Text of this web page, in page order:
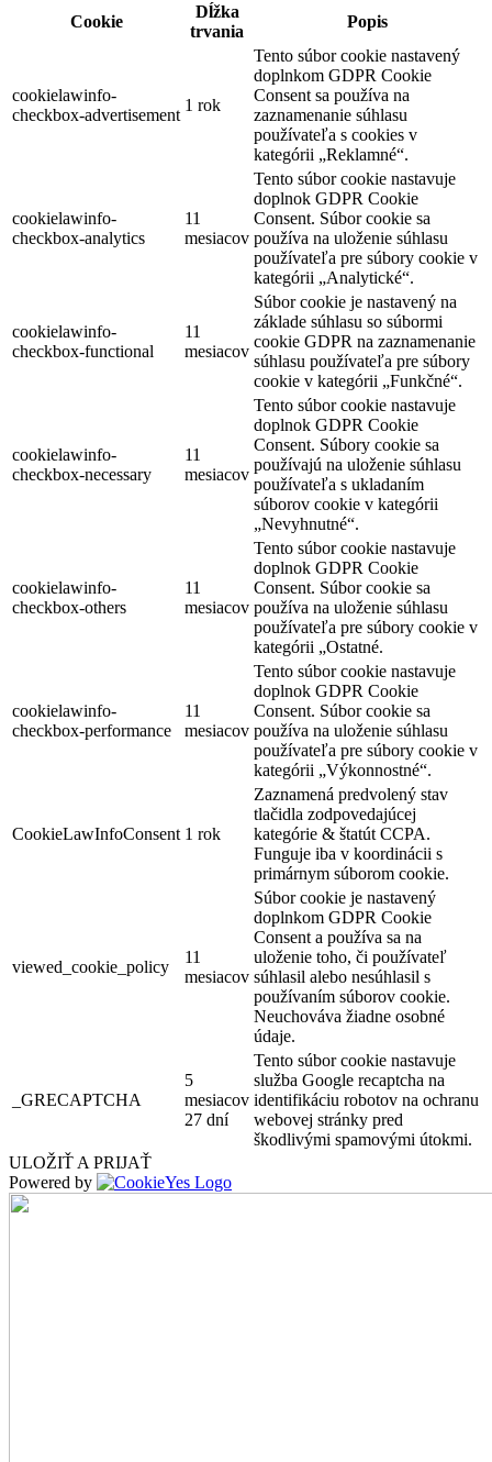
Cookie
Dĺžka
trvania
Popis
cookielawinfo-
checkbox-advertisement
1 rok
Tento súbor cookie nastavený
doplnkom GDPR Cookie
Consent sa používa na
zaznamenanie súhlasu
používateľa s cookies v
kategórii „Reklamné“.
cookielawinfo-
checkbox-analytics
11
mesiacov
Tento súbor cookie nastavuje
doplnok GDPR Cookie
Consent. Súbor cookie sa
používa na uloženie súhlasu
používateľa pre súbory cookie v
kategórii „Analytické“.
cookielawinfo-
checkbox-functional
11
mesiacov
Súbor cookie je nastavený na
základe súhlasu so súbormi
cookie GDPR na zaznamenanie
súhlasu používateľa pre súbory
cookie v kategórii „Funkčné“.
cookielawinfo-
checkbox-necessary
11
mesiacov
Tento súbor cookie nastavuje
doplnok GDPR Cookie
Consent. Súbory cookie sa
používajú na uloženie súhlasu
používateľa s ukladaním
súborov cookie v kategórii
„Nevyhnutné“.
cookielawinfo-
checkbox-others
11
mesiacov
Tento súbor cookie nastavuje
doplnok GDPR Cookie
Consent. Súbor cookie sa
používa na uloženie súhlasu
používateľa pre súbory cookie v
kategórii „Ostatné.
cookielawinfo-
checkbox-performance
11
mesiacov
Tento súbor cookie nastavuje
doplnok GDPR Cookie
Consent. Súbor cookie sa
používa na uloženie súhlasu
používateľa pre súbory cookie v
kategórii „Výkonnostné“.
CookieLawInfoConsent 1 rok
Zaznamená predvolený stav
tlačidla zodpovedajúcej
kategórie & štatút CCPA.
Funguje iba v koordinácii s
primárnym súborom cookie.
viewed_cookie_policy
11
mesiacov
Súbor cookie je nastavený
doplnkom GDPR Cookie
Consent a používa sa na
uloženie toho, či používateľ
súhlasil alebo nesúhlasil s
používaním súborov cookie.
Neuchováva žiadne osobné
údaje.
_GRECAPTCHA
5
mesiacov
27 dní
Tento súbor cookie nastavuje
služba Google recaptcha na
identifikáciu robotov na ochranu
webovej stránky pred
škodlivými spamovými útokmi.
ULOŽIŤ A PRIJAŤ
Powered by